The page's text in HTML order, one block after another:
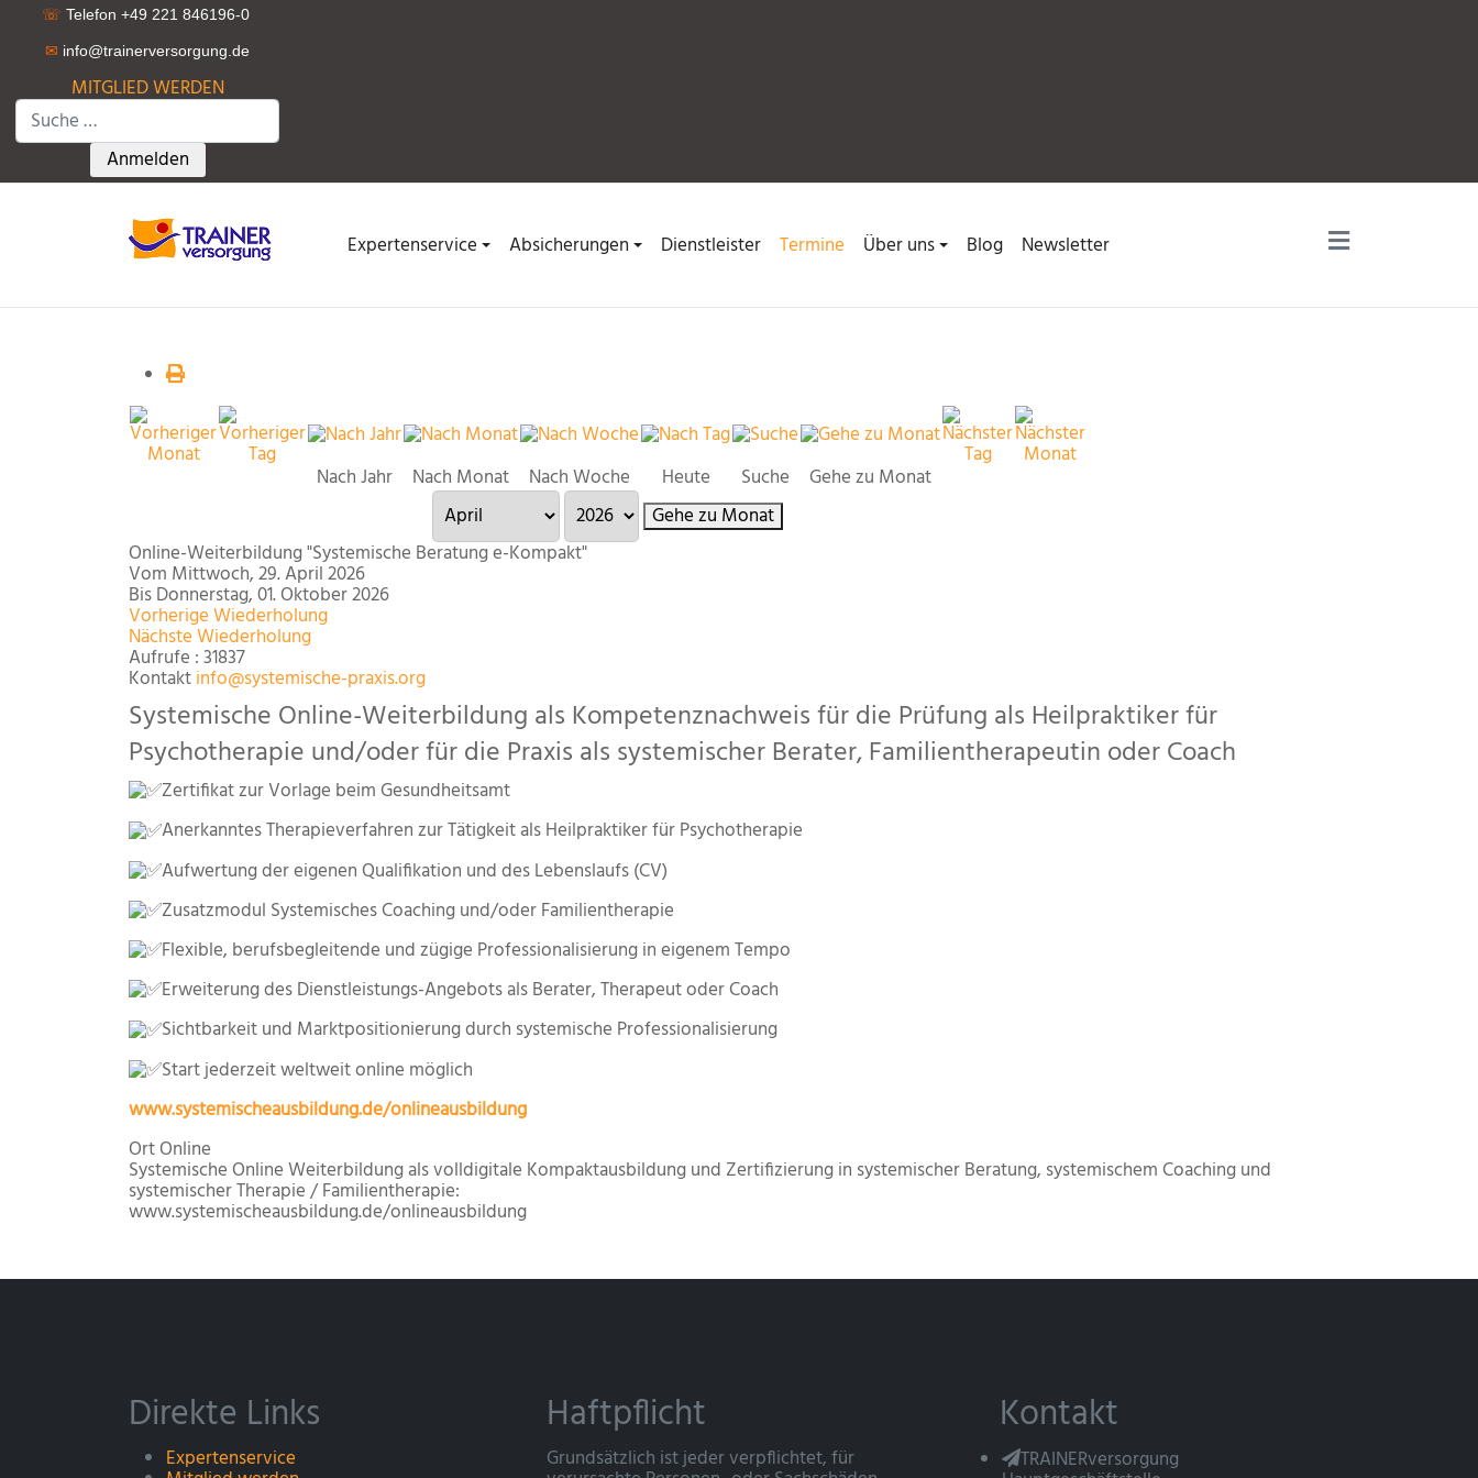
☏ Telefon +49 221 846196-0
✉ info@trainerversorgung.de
MITGLIED WERDEN
Suchen
Type 2 or more characters for results.
Anmelden
Expertenservice Absicherungen Dienstleister Termine Über uns Blog Newsletter
Nach Jahr Nach Monat Nach Woche Heute Suche
Gehe zu Monat
Gehe zu Monat
Online-Weiterbildung "Systemische Beratung e-Kompakt"
Vom Mittwoch, 29. April 2026
Bis Donnerstag, 01. Oktober 2026
Vorherige Wiederholung
Nächste Wiederholung
Aufrufe : 31837
Kontaktinfo@systemische-praxis.org
Systemische Online-Weiterbildung als Kompetenznachweis für die Prüfung als Heilpraktiker für
Psychotherapie und/oder für die Praxis als systemischer Berater, Familientherapeutin oder Coach
Zertifikat zur Vorlage beim Gesundheitsamt
Anerkanntes Therapieverfahren zur Tätigkeit als Heilpraktiker für Psychotherapie
Aufwertung der eigenen Qualifikation und des Lebenslaufs (CV)
Zusatzmodul Systemisches Coaching und/oder Familientherapie
Flexible, berufsbegleitende und zügige Professionalisierung in eigenem Tempo
Erweiterung des Dienstleistungs-Angebots als Berater, Therapeut oder Coach
Sichtbarkeit und Marktpositionierung durch systemische Professionalisierung
Start jederzeit weltweit online möglich
www.systemischeausbildung.de/onlineausbildung
OrtOnline
Systemische Online Weiterbildung als volldigitale Kompaktausbildung und Zertifizierung in systemischer Beratung, systemischem Coaching und
systemischer Therapie / Familientherapie:
www.systemischeausbildung.de/onlineausbildung
Direkte Links
Expertenservice
Haftpflicht
Grundsätzlich ist jeder verpflichtet, für
Kontakt
TRAINERversorgung